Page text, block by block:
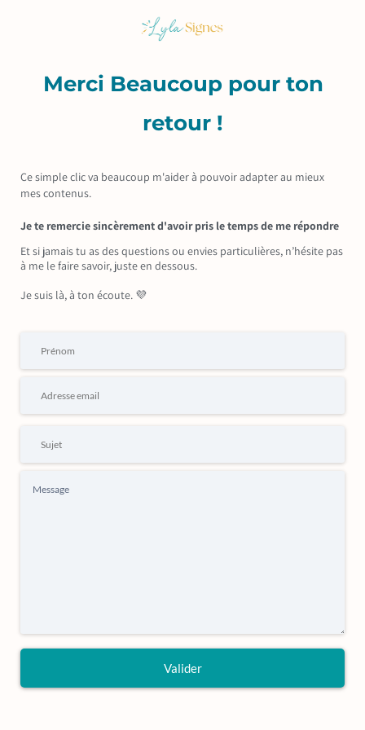
Merci Beaucoup pour ton
retour !
Ce simple clic va beaucoup m'aider à pouvoir adapter au mieux
mes contenus.
Je te remercie sincèrement d'avoir pris le temps de me répondre
Et si jamais tu as des questions ou envies particulières, n’hésite pas
à me le faire savoir, juste en dessous.
Je suis là, à ton écoute. 💜
Valider